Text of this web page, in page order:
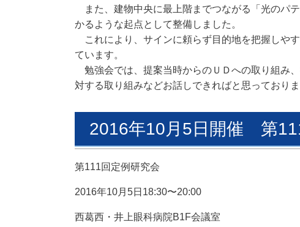
また、建物中央に最上階までつながる「光のパテ
かるような起点として整備しました。
これにより、サインに頼らず目的地を把握しや
ています。
勉強会では、提案当時からのＵＤへの取り組み
対する取り組みなどお話しでき ればと思っておりま
2016年10月5日開催 第
第111回定例研究会
2016年10月5日18:30〜20:00
西葛西・井上眼科病院B1F会議室